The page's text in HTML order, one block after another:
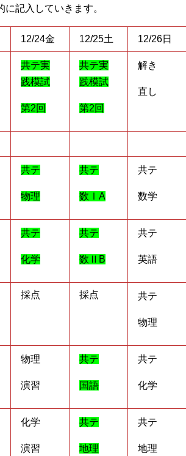
記入していきます。
12/24金 12/25土 12/26日
共テ実
践模試
第2回
共テ実
践模試
第2回
解き
直し
共テ
物理
共テ
数ⅠA
共テ
数学
共テ
化学
共テ
数ⅡB
共テ
英語
採点 採点 共テ
物理
物理
演習
共テ
国語
共テ
化学
化学
演習
共テ
地理
共テ
地理